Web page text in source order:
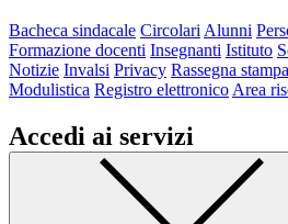
Bacheca sindacale Circolari Alunni
Formazione docenti Insegnanti Istituto
Notizie Invalsi Privacy Rassegna stampa
Modulistica Registro elettronico Area
Accedi ai servizi